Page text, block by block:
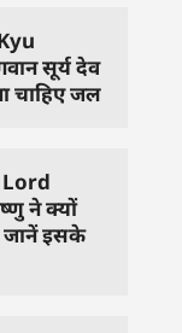
सूर्य देव
चाहिए जल
ने क्यों
जानें इसके